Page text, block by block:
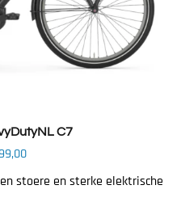
C7
stoere en sterke elektrische